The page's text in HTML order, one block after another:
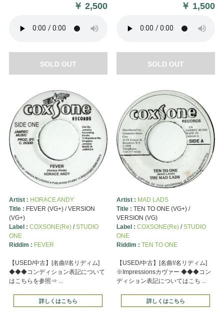
￥2,500
SOLD OUT
￥ 1,500
SOLD OUT
Artist : HORACE ANDY
Title : FEVER (VG+) / VERSION
(VG+)
Label : COXSONE(Re)/STUDIO
ONE
Riddim : FEVER
【USED/中古】[名曲!/名リディム]
◆◆◆コンディション表記について
はこちらを参照⇒ ...
詳しくはこちら
Artist : MAD LADS
Title : TEN TO ONE (VG+) /
VERSION (VG)
Label : COXSONE(Re)/STUDIO
ONE
Riddim : TEN TO ONE
【USED/中古】[名曲!/名リディム]
※Impressionsカヴァー ◆◆◆コン
ディション表記についてはこち ...
詳しくはこちら